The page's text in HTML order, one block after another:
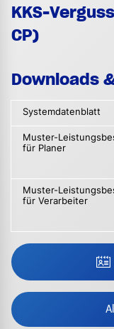
KKS-
CP)
Downloads
Systemdatenblatt
Muster-
für Planer
Muster-
für Verarbeiter